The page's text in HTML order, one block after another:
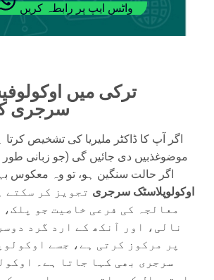
واٹس ایپ پر رابطہ کریں
ترکی میں
سرجری
اگر آپ کا ڈاکٹر ملیریا کی تشخیص کرتا
موضوغذبیں دی جائیں گی (جو زبانی طور
اگر حالت سنگین ہو، تو وہ معکوس
اوکولوپلاسٹک سرجری تجویز کر سکتے
معالجہ کی فرعی خاصیت جو
نالی، اور آنکھ کے ارد گرد
پر مرکوز کرتی ہے، جسے
سرجری بھی کہا جاتا ہے۔